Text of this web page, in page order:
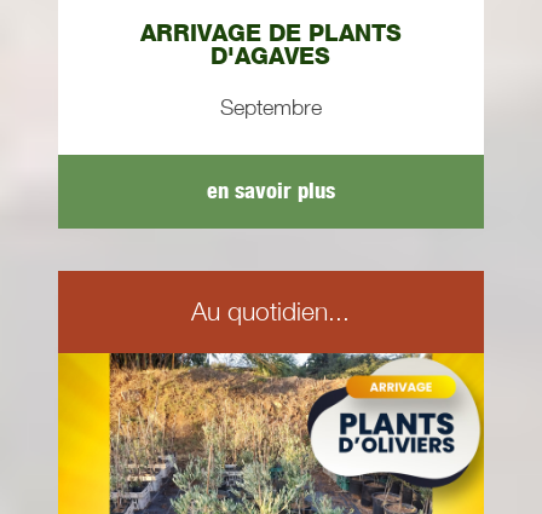
ARRIVAGE DE PLANTS
D'AGAVES
Septembre
en savoir plus
Au quotidien...